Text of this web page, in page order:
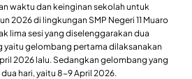
waktu dan keinginan sekolah untuk
2026 di lingkungan SMP Negeri 11 Muaro
lima sesi yang diselenggarakan dua
gelombang pertama dilaksanakan
2026 lalu. Sedangkan gelombang yang
hari, yaitu 8-9 April 2026.